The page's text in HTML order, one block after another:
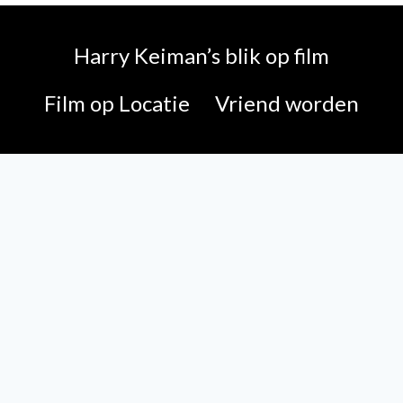
Harry Keiman’s blik op film
Film op Locatie
Vriend worden